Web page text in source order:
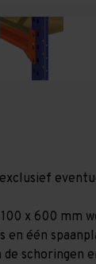
x 600 mm
en één
schoringen